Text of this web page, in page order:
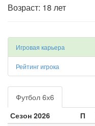
Возраст: 18 лет
Игровая карьера
Рейтинг игрока
Футбол 6х6
Сезон 2026
П